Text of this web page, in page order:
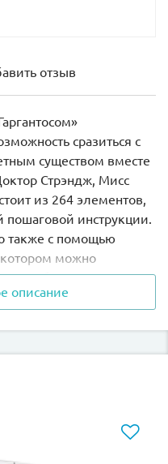
отзыв
сразиться с
существом вместе
Стрэндж, Мисс
из 264 элементов,
инструкции.
также с помощью
можно
все собранные
одноглазого
а также это
служат опорой.
описание